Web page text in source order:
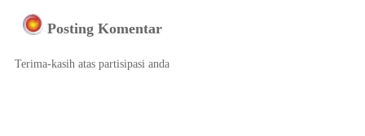
Posting Komentar
Terima-kasih atas partisipasi anda